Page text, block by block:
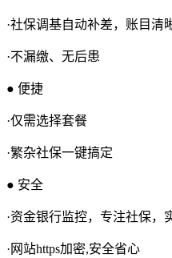
·社保调基自动补差，账目清
·不漏缴、无后患
● 便捷
·仅需选择套餐
·繁杂社保一键搞定
● 安全
·资金银行监控，专注社保，
·网站https加密,安全省心